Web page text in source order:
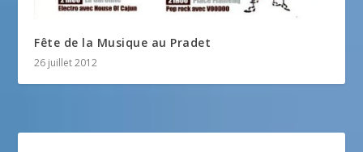
Fête de la Musique au Pradet
26 juillet 2012